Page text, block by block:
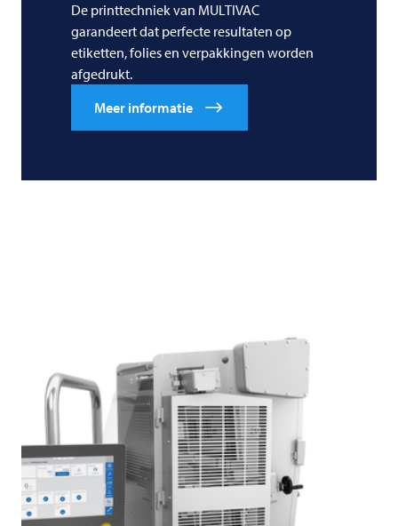
De printtechniek van MULTIVAC
garandeert dat perfecte resultaten op
etiketten, folies en verpakkingen worden
afgedrukt.
Meer informatie